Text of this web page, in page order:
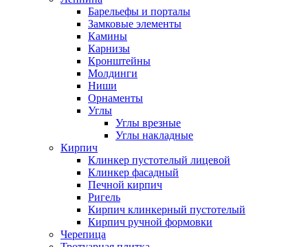
Барельефы и порталы
Замковые элементы
Камины
Карнизы
Кронштейны
Молдинги
Ниши
Орнаменты
Углы
Углы врезные
Углы накладные
Кирпич
Клинкер пустотелый лицевой
Клинкер фасадный
Печной кирпич
Ригель
Кирпич клинкерный пустотелый
Кирпич ручной формовки
Черепица